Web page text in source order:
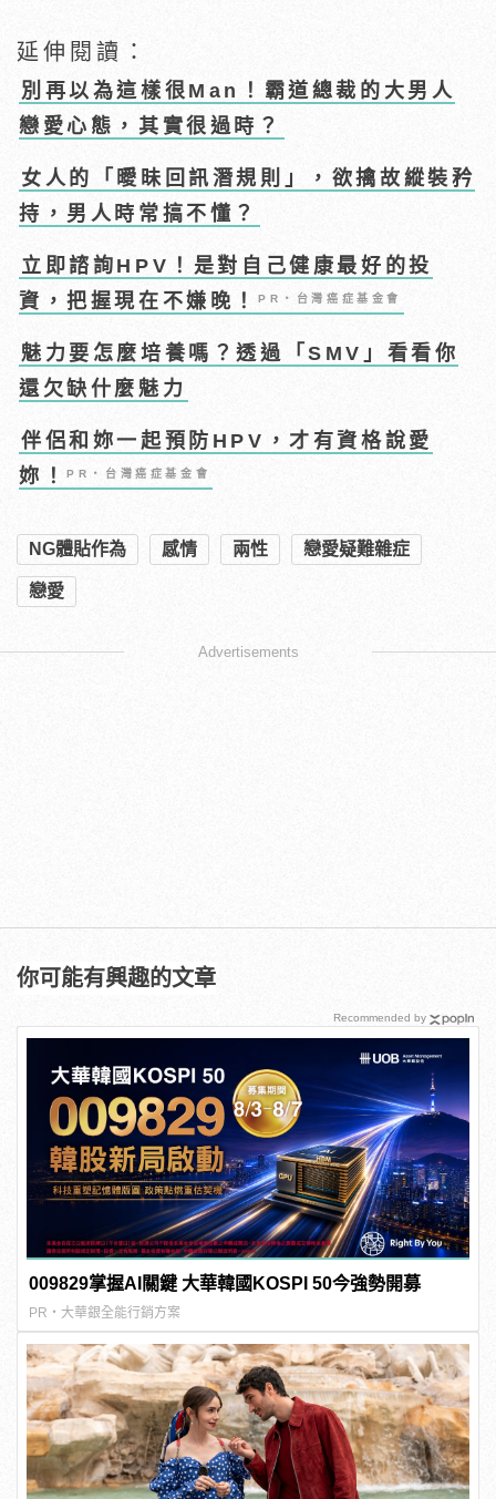
延伸閱讀：
別再以為這樣很Man！霸道總裁的大男人
戀愛心態，其實很過時？
女人的「曖昧回訊潛規則」，欲擒故縱裝矜
持，男人時常搞不懂？
立即諮詢HPV！是對自己健康最好的投
資，把握現在不嫌晚！PR・台灣癌症基金會
魅力要怎麼培養嗎？透過「SMV」看看你
還欠缺什麼魅力
伴侶和妳一起預防HPV，才有資格說愛
妳！PR・台灣癌症基金會
NG體貼作為 感情 兩性 戀愛疑難雜症
戀愛
Advertisements
你可能有興趣的文章
009829掌握AI關鍵 大華韓國KOSPI 50今強勢開募
PR・大華銀全能行銷方案
Recommended by